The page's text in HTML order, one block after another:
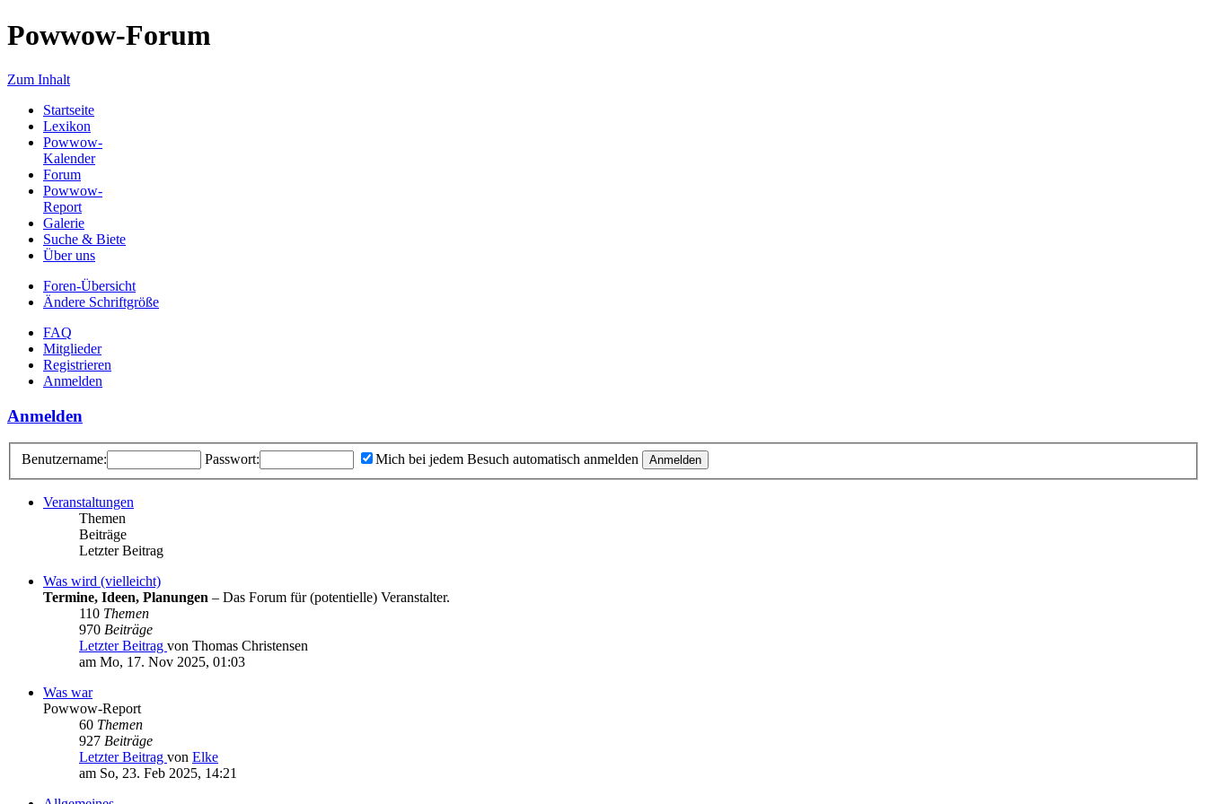
Powwow-Forum
Zum Inhalt
Startseite
Lexikon
Powwow-
Kalender
Forum
Powwow-
Report
Galerie
Suche & Biete
Über uns
Foren-Übersicht
Ändere Schriftgröße
FAQ
Mitglieder
Registrieren
Anmelden
Anmelden
Benutzername: Passwort: Mich bei jedem Besuch automatisch anmelden
Veranstaltungen
Themen
Beiträge
Letzter Beitrag
Was wird (vielleicht)
Termine, Ideen, Planungen – Das Forum für (potentielle) Veranstalter.
110 Themen
970 Beiträge
Letzter Beitrag von Thomas Christensen
am Mo, 17. Nov 2025, 01:03
Was war
Powwow-Report
60 Themen
927 Beiträge
Letzter Beitrag von Elke
am So, 23. Feb 2025, 14:21